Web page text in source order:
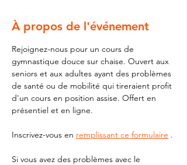
À propos de l'événement
Rejoignez-nous pour un cours de
gymnastique douce sur chaise. Ouvert aux
seniors et aux adultes ayant des problèmes
de santé ou de mobilité qui tireraient profit
d'un cours en position assise. Offert en
présentiel et en ligne.
Inscrivez-vous en remplissant ce formulaire .
Si vous avez des problèmes avec le